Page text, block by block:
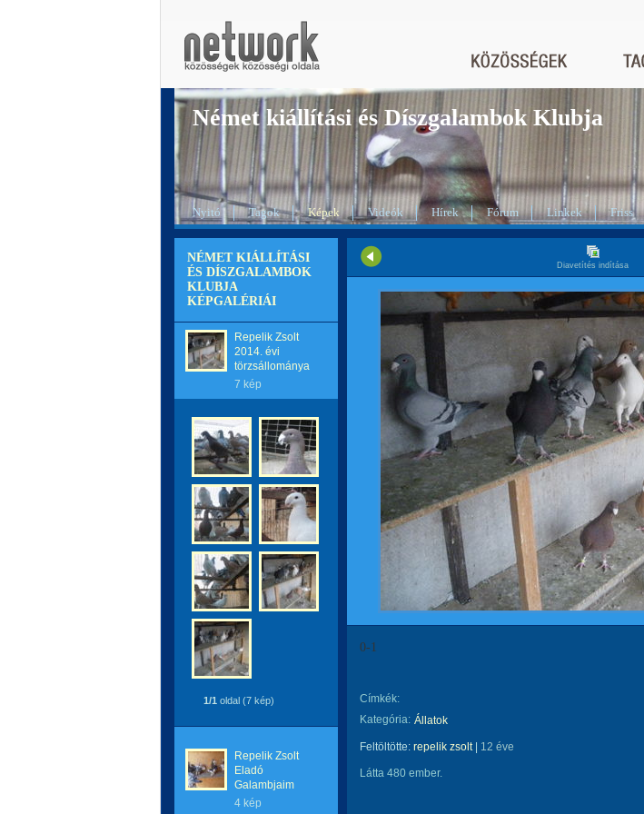
Német kiállítási és Díszgalambok Klubja
Nyitó Tagok Képek Videók Hírek Fórum Linkek Friss
NÉMET KIÁLLÍTÁSI
ÉS DÍSZGALAMBOK
KLUBJA
KÉPGALÉRIÁI
Repelik Zsolt
2014. évi
törzsállománya
7 kép
1/1 oldal (7 kép)
Repelik Zsolt
Eladó
Galambjaim
4 kép
Diavetítés indítása
0-1
Címkék:
Kategória: Állatok
Feltöltötte: repelik zsolt| 12 éve
Látta 480 ember.